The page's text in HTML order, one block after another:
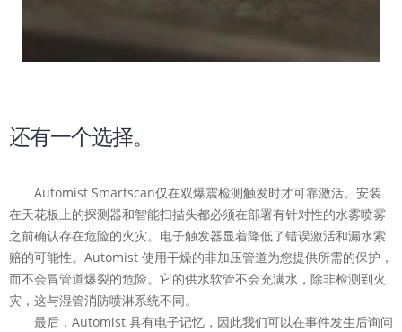
还有一个选择。
Automist Smartscan仅在双爆震检测触发时才可靠激活。 安装
在天花板上的探测器和智能扫描头都必须在部署有针对性的水雾喷雾
之前确认存在危险的火灾。 电子触发器显着降低了错误激活和漏水索
赔的可能性。 Automist 使用干燥的非加压管道为您提供所需的保护，
而不会冒管道爆裂的危险。 它的供水软管不会充满水，除非检测到火
灾，这与湿管消防喷淋系统不同。
最后，Automist 具有电子记忆，因此我们可以在事件发生后询问